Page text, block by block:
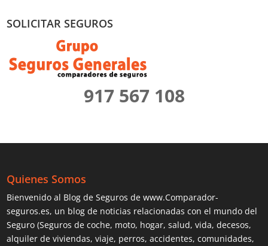
SOLICITAR SEGUROS
917 567 108
Quienes Somos
Bienvenido al Blog de Seguros de www.Comparador-
seguros.es, un blog de noticias relacionadas con el mundo del
Seguro (Seguros de coche, moto, hogar, salud, vida, decesos,
alquiler de viviendas, viaje, perros, accidentes, comunidades,